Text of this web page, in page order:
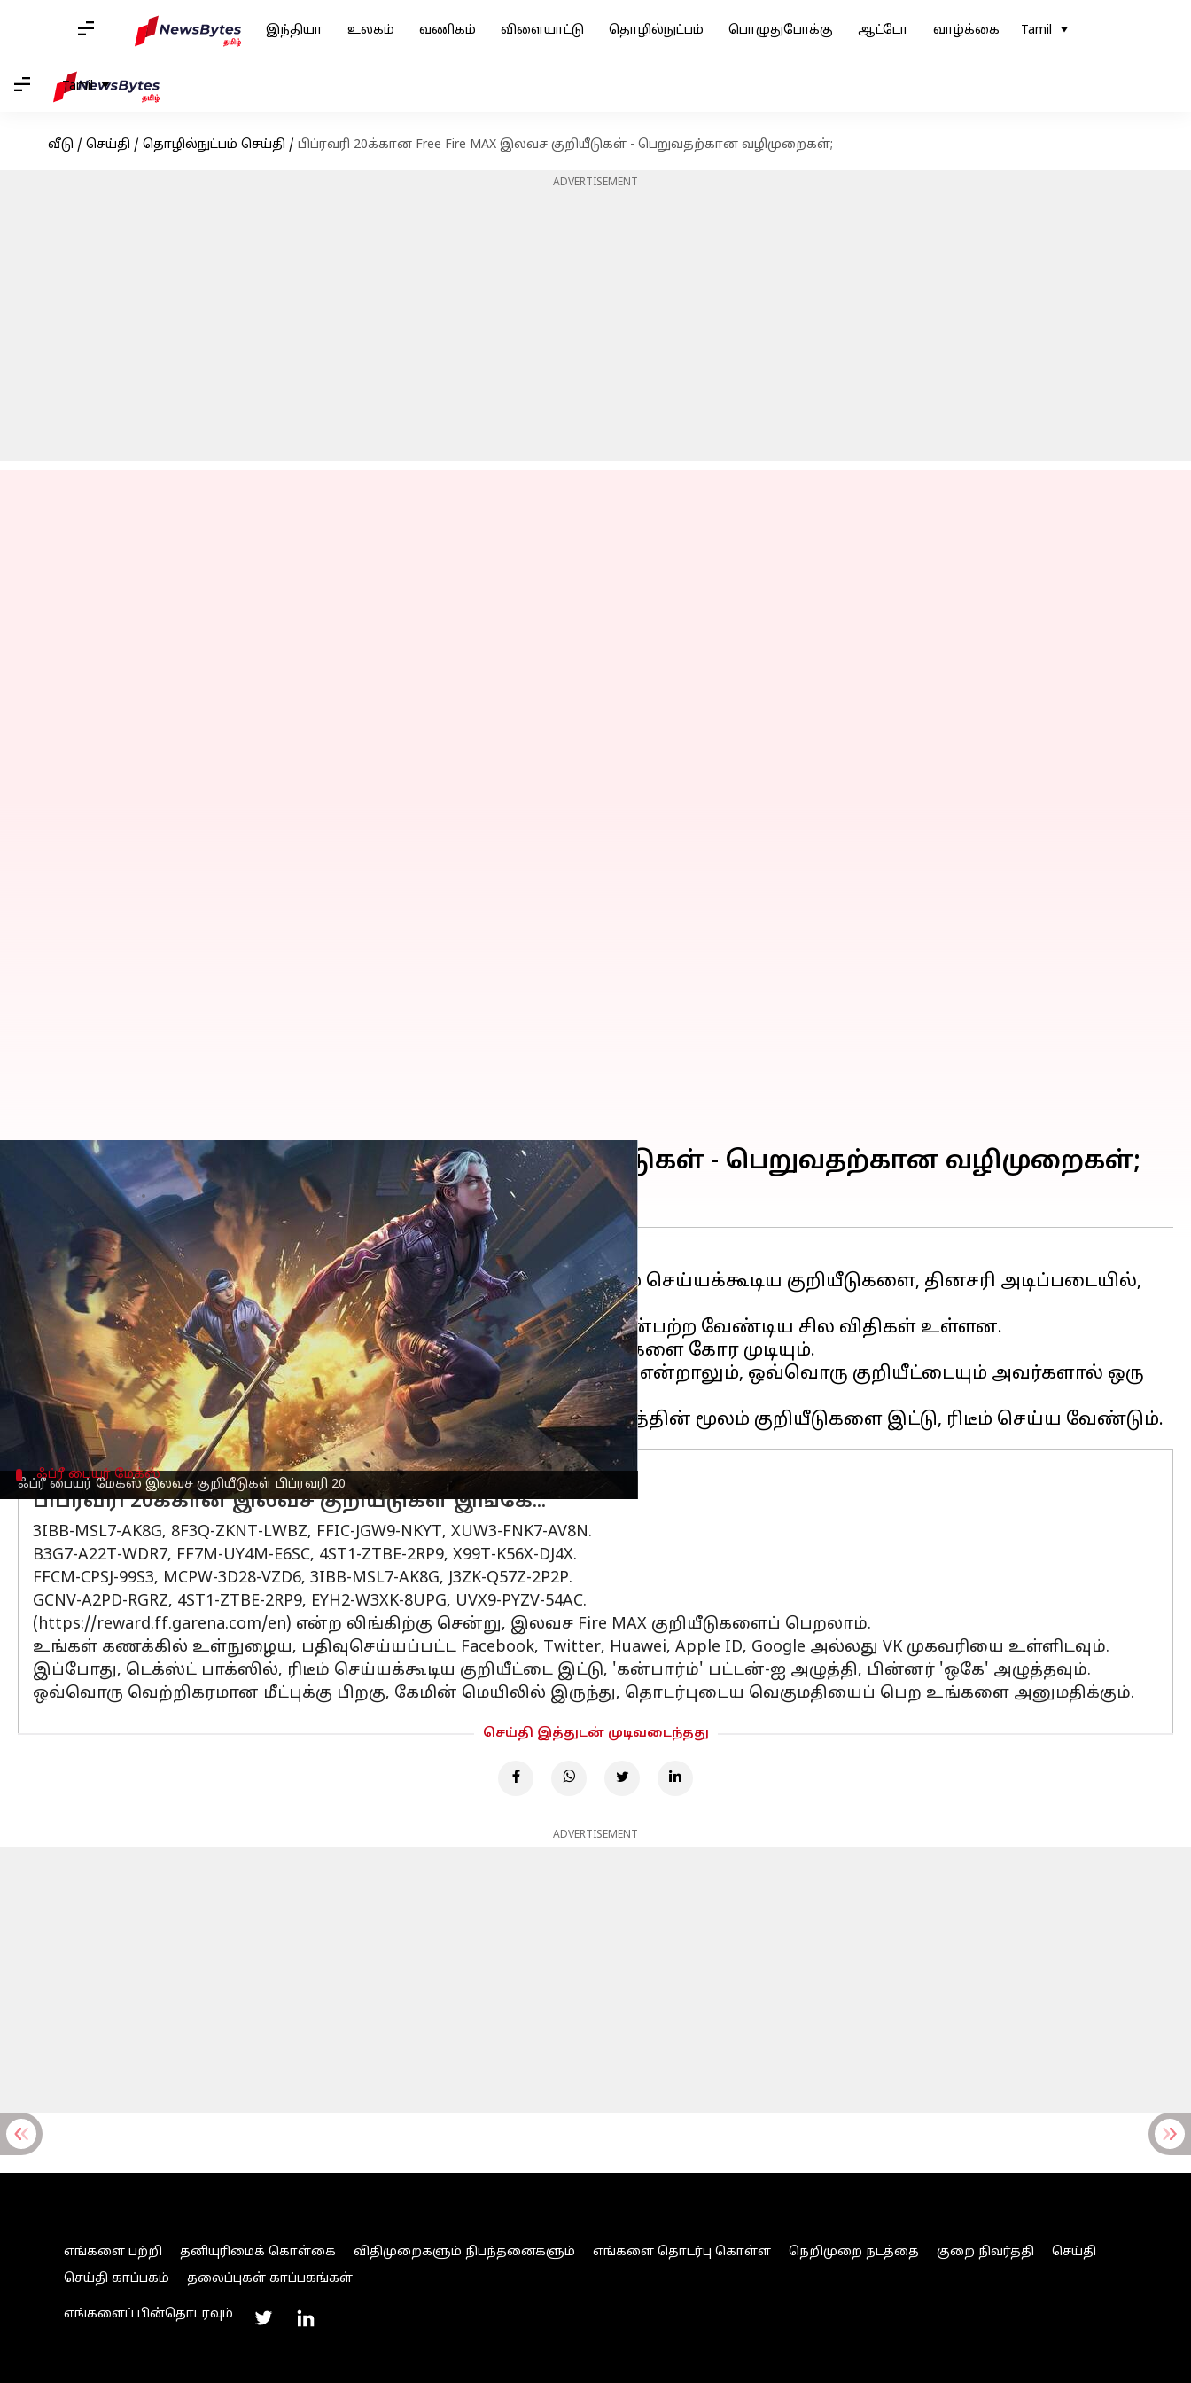
இந்தியா உலகம் வணிகம் விளையாட்டு தொழில்நுட்பம் பொழுதுபோக்கு ஆட்டோ வாழ்க்கை Tamil
Tamil
வீடு / செய்தி / தொழில்நுட்பம் செய்தி / பிப்ரவரி 20க்கான Free Fire MAX இலவச குறியீடுகள் - பெறுவதற்கான வழிமுறைகள்;
ADVERTISEMENT
ஃப்ரீ பையர் மேக்ஸ் இலவச குறியீடுகள் பிப்ரவரி 20
பிப்ரவரி 20க்கான Free Fire MAX இலவச குறியீடுகள் - பெறுவதற்கான வழிமுறைகள்;
Siranjeevi Feb 20, 2023
செய்தி முன்னோட்டம்
பேட்டில் ராயல் கேம் இந்தியா, கரீனாவின் ஃப்ரீ பையர் மேக்ஸ், ரிடீம் செய்யக்கூடிய குறியீடுகளை, தினசரி அடிப்படையில்,
வழங்குகிறது.
எனவே இலவச Fire MAX குறியீடுகளை ரிடீம் செய்ய பிளேயர்கள் பின்பற்ற வேண்டிய சில விதிகள் உள்ளன.
இந்தியாவில், ஆண்ட்ராய்டு பயனர்களால் மட்டுமே இந்தக் குறியீடுகளை கோர முடியும்.
தனிநபர்கள், ஒரே அமர்வில் பல குறியீடுகளை ரிடீம் செய்ய முடியும் என்றாலும், ஒவ்வொரு குறியீட்டையும் அவர்களால் ஒரு
முறை மட்டுமே பயன்படுத்த முடியும்.
ஃப்ரீ பையர் மேக்ஸ்
பிப்ரவரி 20க்கான இலவச குறியீடுகள் இங்கே...
3IBB-MSL7-AK8G, 8F3Q-ZKNT-LWBZ, FFIC-JGW9-NKYT, XUW3-FNK7-AV8N.
B3G7-A22T-WDR7, FF7M-UY4M-E6SC, 4ST1-ZTBE-2RP9, X99T-K56X-DJ4X.
FFCM-CPSJ-99S3, MCPW-3D28-VZD6, 3IBB-MSL7-AK8G, J3ZK-Q57Z-2P2P.
GCNV-A2PD-RGRZ, 4ST1-ZTBE-2RP9, EYH2-W3XK-8UPG, UVX9-PYZV-54AC.
(https://reward.ff.garena.com/en) என்ற லிங்கிற்கு சென்று, இலவச Fire MAX குறியீடுகளைப் பெறலாம்.
உங்கள் கணக்கில் உள்நுழைய, பதிவுசெய்யப்பட்ட Facebook, Twitter, Huawei, Apple ID, Google அல்லது VK முகவரியை உள்ளிடவும்.
இப்போது, டெக்ஸ்ட் பாக்ஸில், ரிடீம் செய்யக்கூடிய குறியீட்டை இட்டு, 'கன்பார்ம்' பட்டன்-ஐ அழுத்தி, பின்னர் 'ஒகே' அழுத்தவும்.
ஒவ்வொரு வெற்றிகரமான மீட்புக்கு பிறகு, கேமின் மெயிலில் இருந்து, தொடர்புடைய வெகுமதியைப் பெற உங்களை அனுமதிக்கும்.
செய்தி இத்துடன் முடிவடைந்தது
ADVERTISEMENT
எங்களை பற்றி தனியுரிமைக் கொள்கை விதிமுறைகளும் நிபந்தனைகளும் எங்களை தொடர்பு கொள்ள நெறிமுறை நடத்தை குறை நிவர்த்தி
செய்தி
செய்தி காப்பகம்
தலைப்புகள் காப்பகங்கள்
எங்களைப் பின்தொடரவும்